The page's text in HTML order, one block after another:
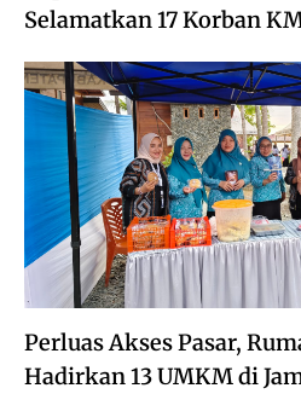
Selamatkan 17 Korban
Perluas Akses Pasar,
Hadirkan 13 UMKM di